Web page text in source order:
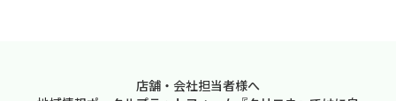
店舗・会社担当者様へ